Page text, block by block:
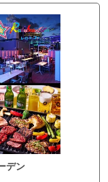
デン